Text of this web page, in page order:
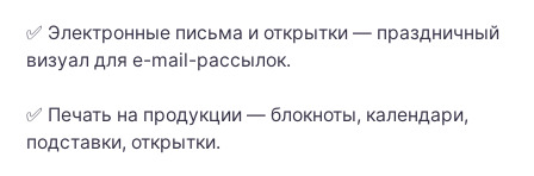
✅ Электронные письма и открытки — праздничный
визуал для e-mail-рассылок.
✅ Печать на продукции — блокноты, календари,
подставки, открытки.